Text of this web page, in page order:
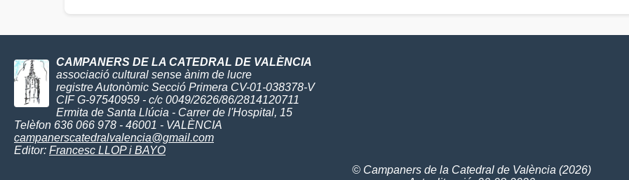
CAMPANERS DE LA CATEDRAL DE VALÈNCIA
associació cultural sense ànim de lucre
registre Autonòmic Secció Primera CV-01-038378-V
CIF G-97540959 - c/c 0049/2626/86/2814120711
Ermita de Santa Llúcia - Carrer de l'Hospital, 15
Telèfon 636 066 978 - 46001 - VALÈNCIA
campanerscatedralvalencia@gmail.com
Editor: Francesc LLOP i BAYO
© Campaners de la Catedral de València (2026)